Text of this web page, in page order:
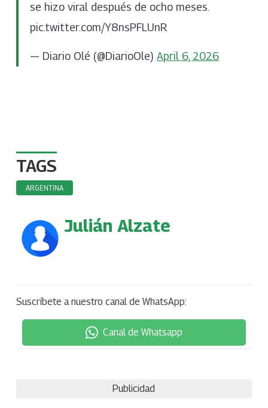
se hizo viral después de ocho meses.
pic.twitter.com/Y8nsPFLUnR
— Diario Olé (@DiarioOle)April 6, 2026
TAGS
ARGENTINA
Julián Alzate
Suscríbete a nuestro canal de WhatsApp:
Canal de Whatsapp
Publicidad